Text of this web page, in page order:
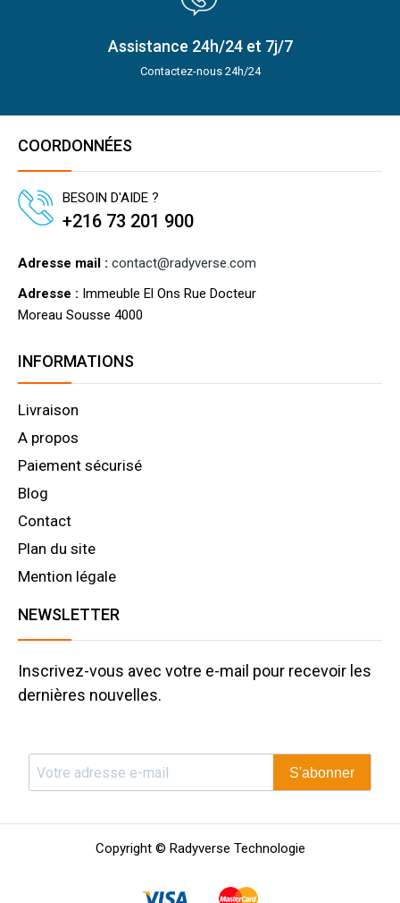
Assistance 24h/24 et 7j/7
Contactez-nous 24h/24
COORDONNÉES
BESOIN D'AIDE ?
+216 73 201 900
Adresse mail : contact@radyverse.com
Adresse : Immeuble El Ons Rue Docteur
Moreau Sousse 4000
INFORMATIONS
Livraison
A propos
Paiement sécurisé
Blog
Contact
Plan du site
Mention légale
NEWSLETTER
Inscrivez-vous avec votre e-mail pour recevoir les
dernières nouvelles.
S'abonner
Copyright © Radyverse Technologie